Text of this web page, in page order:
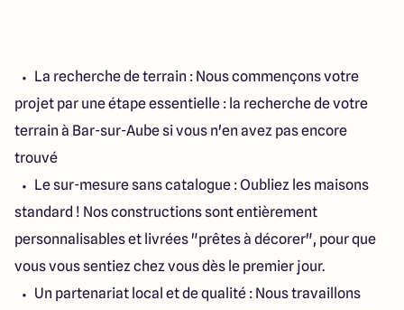
La recherche de terrain : Nous commençons votre
projet par une étape essentielle : la recherche de votre
terrain à Bar-sur-Aube si vous n'en avez pas encore
trouvé
Le sur-mesure sans catalogue : Oubliez les maisons
standard ! Nos constructions sont entièrement
personnalisables et livrées "prêtes à décorer", pour que
vous vous sentiez chez vous dès le premier jour.
Un partenariat local et de qualité : Nous travaillons